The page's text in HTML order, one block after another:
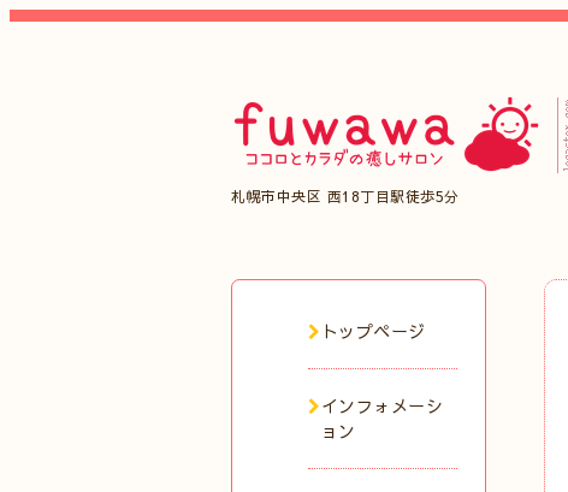
札幌市中央区 西18丁目駅徒歩5分
トップページ
インフォメーシ
ョン